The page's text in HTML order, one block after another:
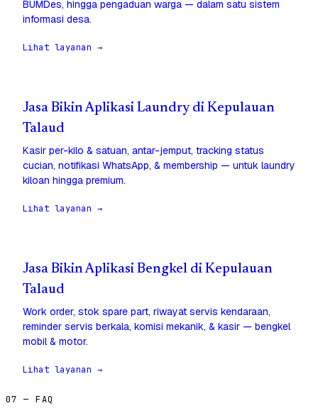
BUMDes, hingga pengaduan warga — dalam satu sistem
informasi desa.
Lihat layanan →
Jasa Bikin Aplikasi Laundry di Kepulauan
Talaud
Kasir per-kilo & satuan, antar-jemput, tracking status
cucian, notifikasi WhatsApp, & membership — untuk laundry
kiloan hingga premium.
Lihat layanan →
Jasa Bikin Aplikasi Bengkel di Kepulauan
Talaud
Work order, stok spare part, riwayat servis kendaraan,
reminder servis berkala, komisi mekanik, & kasir — bengkel
mobil & motor.
Lihat layanan →
07 — FAQ